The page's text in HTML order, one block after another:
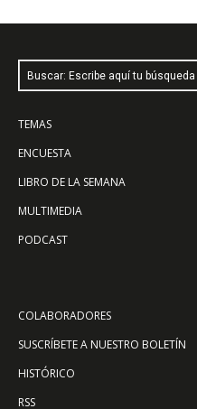
Buscar: Escribe aquí tu búsqueda
TEMAS
ENCUESTA
LIBRO DE LA SEMANA
MULTIMEDIA
PODCAST
COLABORADORES
SUSCRÍBETE A NUESTRO BOLETÍN
HISTÓRICO
RSS